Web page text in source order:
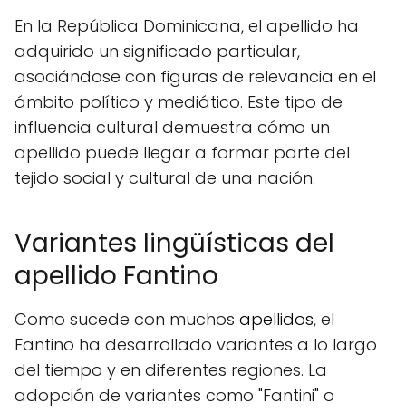
En la República Dominicana, el apellido ha
adquirido un significado particular,
asociándose con figuras de relevancia en el
ámbito político y mediático. Este tipo de
influencia cultural demuestra cómo un
apellido puede llegar a formar parte del
tejido social y cultural de una nación.
Variantes lingüísticas del
apellido Fantino
Como sucede con muchos apellidos, el
Fantino ha desarrollado variantes a lo largo
del tiempo y en diferentes regiones. La
adopción de variantes como "Fantini" o